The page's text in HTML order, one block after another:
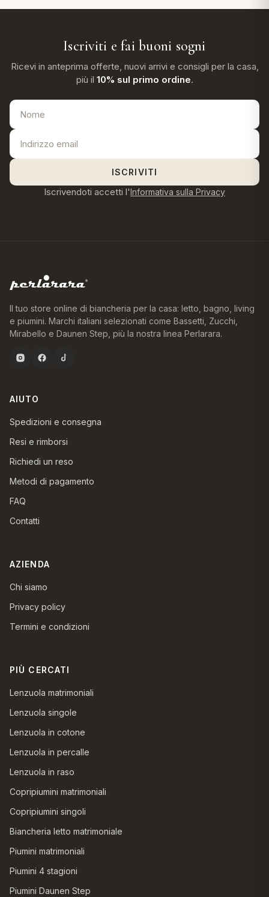
Iscriviti e fai buoni sogni
Ricevi in anteprima offerte, nuovi arrivi e consigli per la casa,
più il 10% sul primo ordine.
ISCRIVITI
Iscrivendoti accetti l'Informativa sulla Privacy
Il tuo store online di biancheria per la casa: letto, bagno, living
e piumini. Marchi italiani selezionati come Bassetti, Zucchi,
Mirabello e Daunen Step, più la nostra linea Perlarara.
AIUTO
Spedizioni e consegna
Resi e rimborsi
Richiedi un reso
Metodi di pagamento
FAQ
Contatti
AZIENDA
Chi siamo
Privacy policy
Termini e condizioni
PIÙ CERCATI
Lenzuola matrimoniali
Lenzuola singole
Lenzuola in cotone
Lenzuola in percalle
Lenzuola in raso
Copripiumini matrimoniali
Copripiumini singoli
Biancheria letto matrimoniale
Piumini matrimoniali
Piumini 4 stagioni
Piumini Daunen Step